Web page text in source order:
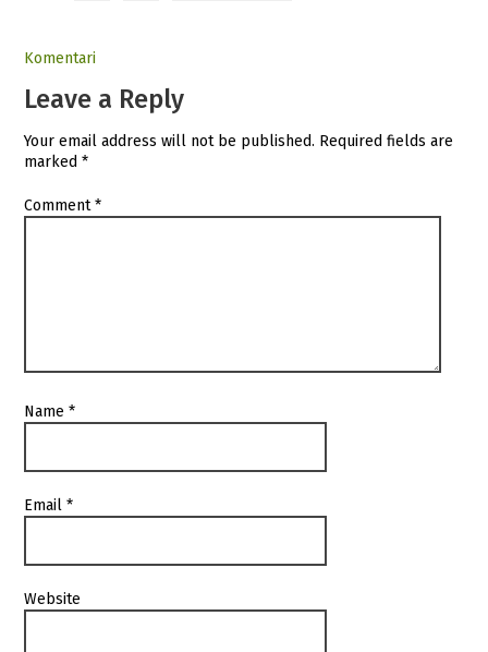
Komentari
Leave a Reply
Your email address will not be published. Required fields are
marked*
Comment*
Name*
Email*
Website